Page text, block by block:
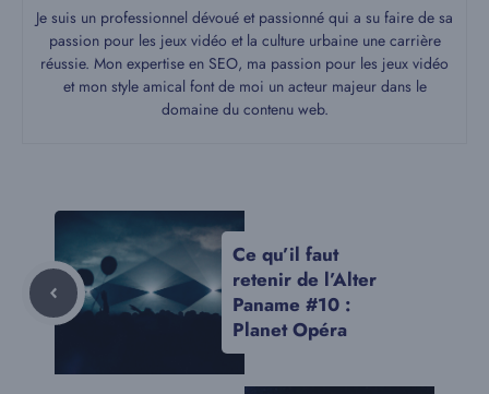
Je suis un professionnel dévoué et passionné qui a su faire de sa
passion pour les jeux vidéo et la culture urbaine une carrière
réussie. Mon expertise en SEO, ma passion pour les jeux vidéo
et mon style amical font de moi un acteur majeur dans le
domaine du contenu web.
Ce qu’il faut
retenir de l’Alter
Paname #10 :
Planet Opéra